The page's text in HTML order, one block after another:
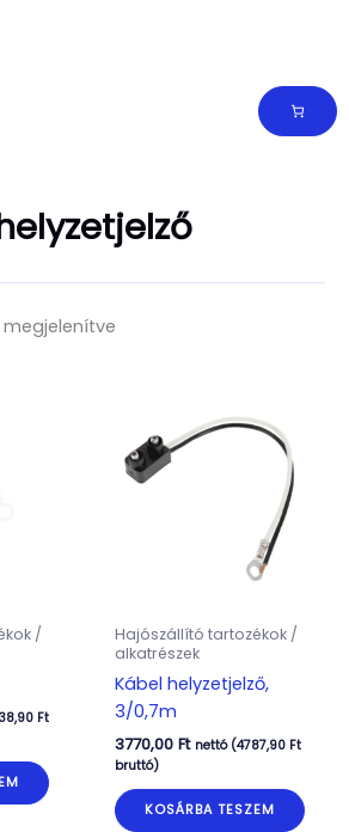
/
Ft
Hajószállító tartozékok /
alkatrészek
Kábel helyzetjelző,
3/0,7m
3770,00 Ft nettó (4787,90 Ft
bruttó)
KOSÁRBA TESZEM